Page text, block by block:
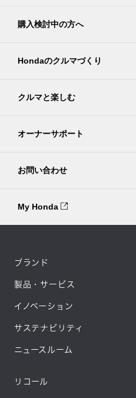
購入検討中の方へ
Hondaのクルマづくり
クルマと楽しむ
オーナーサポート
お問い合わせ
My Honda
ブランド
製品・サービス
イノベーション
サステナビリティ
ニュースルーム
リコール